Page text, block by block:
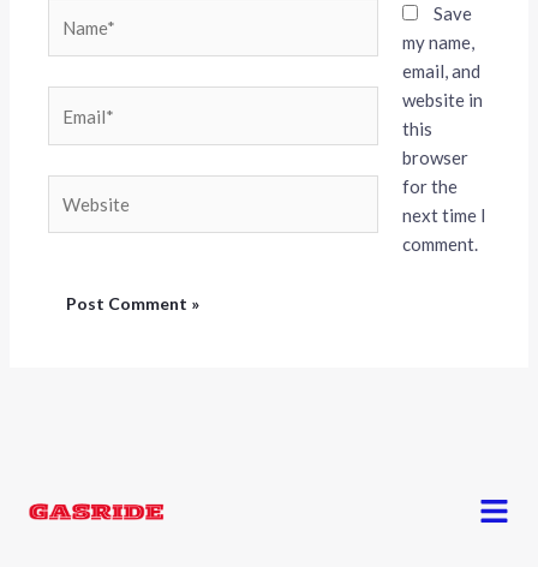
Save
my name,
email, and
website in
this
browser
for the
next time I
comment.
Menu